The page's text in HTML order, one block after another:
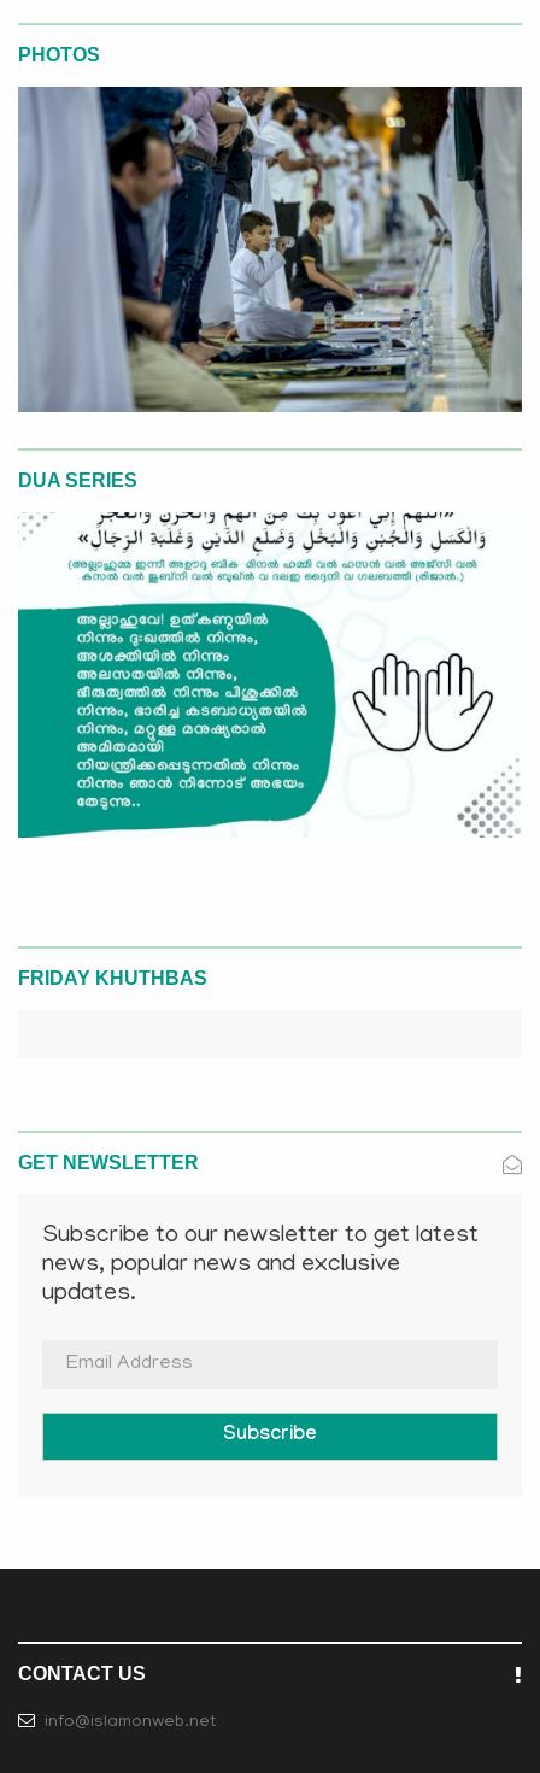
PHOTOS
DUA SERIES
FRIDAY KHUTHBAS
GET NEWSLETTER
Subscribe to our newsletter to get latest
news, popular news and exclusive
updates.
Subscribe
CONTACT US
info@islamonweb.net